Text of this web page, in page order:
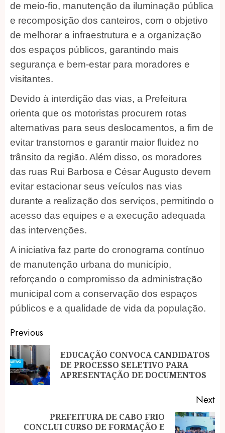
de meio-fio, manutenção da iluminação pública
e recomposição dos canteiros, com o objetivo
de melhorar a infraestrutura e a organização
dos espaços públicos, garantindo mais
segurança e bem-estar para moradores e
visitantes.
Devido à interdição das vias, a Prefeitura
orienta que os motoristas procurem rotas
alternativas para seus deslocamentos, a fim de
evitar transtornos e garantir maior fluidez no
trânsito da região. Além disso, os moradores
das ruas Rui Barbosa e César Augusto devem
evitar estacionar seus veículos nas vias
durante a realização dos serviços, permitindo o
acesso das equipes e a execução adequada
das intervenções.
A iniciativa faz parte do cronograma contínuo
de manutenção urbana do município,
reforçando o compromisso da administração
municipal com a conservação dos espaços
públicos e a qualidade de vida da população.
Post
navigation
Previous
EDUCAÇÃO CONVOCA CANDIDATOS
DE PROCESSO SELETIVO PARA
APRESENTAÇÃO DE DOCUMENTOS
Next
Next
PREFEITURA DE CABO FRIO
CONCLUI CURSO DE FORMAÇÃO E